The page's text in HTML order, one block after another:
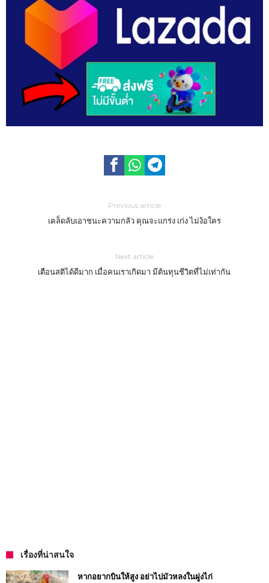
Previous article
เคล็ดลับเอาชนะความกลัว คุณจะแกร่ง เก่ง ไม่ง้อใคร
Next article
เตือนสติได้ดีมาก เมื่อคนเราเกิดมา มีต้นทุนชีวิตที่ไม่เท่ากัน
เรื่องที่น่าสนใจ
หากอยากบินให้สูง อย่าไปมัวหลงในฝูงไก่